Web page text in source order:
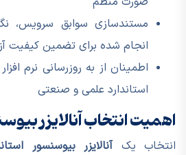
مستندسازی سوابق سرویس،
انجام شده برای تضمین کیفیت
اطمینان از به روزرسانی نرم
استاندارد علمی و صنعتی
اهمیت انتخاب آنالایزر
انتخاب یکآنالایزر بیوسنسور